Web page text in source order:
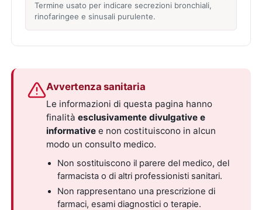
Termine usato per indicare secrezioni bronchiali,
rinofaringee e sinusali purulente.
Avvertenza sanitaria
Le informazioni di questa pagina hanno
finalitàesclusivamente divulgative e
informative e non costituiscono in alcun
modo un consulto medico.
Non sostituiscono il parere del medico, del
farmacista o di altri professionisti sanitari.
Non rappresentano una prescrizione di
farmaci, esami diagnostici o terapie.